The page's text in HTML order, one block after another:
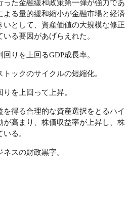
った金融緩和政策第一弾が強力であ
よる量的緩和縮小が金融市場と経済
いとして、資産価値の大規模な修正
る要因があげらえれた。
りを上回るGDP成長率。
ックのサイクルの短縮化。
を上回って上昇。
を得る合理的な資産選択をとるハイ
が高まり、株価収益率が上昇し、株
る。
スの財政黒字。